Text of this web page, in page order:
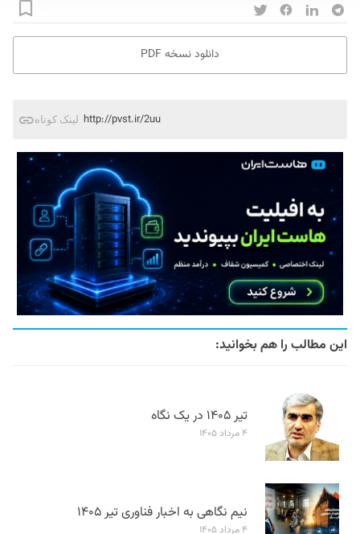
دانلود نسخه PDF
لینک کوتاه http://pvst.ir/2uu
این مطالب را هم بخوانید:
تیر ۱۴۰۵ در یک نگاه
۴ مرداد ۱۴۰۵
نیم نگاهی به اخبار فناوری تیر ۱۴۰۵
۴ مرداد ۱۴۰۵